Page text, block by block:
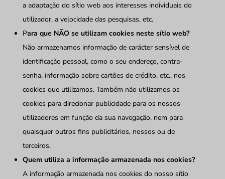
a adaptação do sítio web aos interesses individuais do
utilizador, a velocidade das pesquisas, etc.
Para que NÃO se utilizam cookies neste sítio web?
Não armazenamos informação de carácter sensível de
identificação pessoal, como o seu endereço, contra-
senha, informação sobre cartões de crédito, etc., nos
cookies que utilizamos. Também não utilizamos os
cookies para direcionar publicidade para os nossos
utilizadores em função da sua navegação, nem para
quaisquer outros fins publicitários, nossos ou de
terceiros.
Quem utiliza a informação armazenada nos cookies?
A informação armazenada nos cookies do nosso sítio